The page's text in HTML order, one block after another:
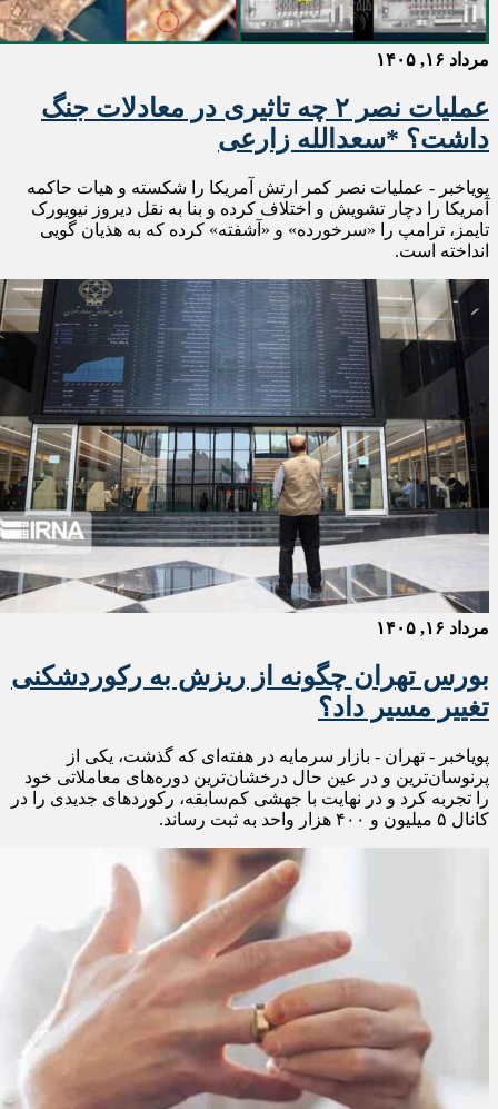
مرداد ۱۶, ۱۴۰۵
عملیات نصر ۲ چه تاثیری در معادلات جنگ
داشت؟ *سعدالله زارعی
پویاخبر - عملیات نصر کمر ارتش آمریکا را شکسته و هیات حاکمه
آمریکا را دچار تشویش و اختلاف کرده و بنا به نقل دیروز نیویورک
تایمز، ترامپ را «سرخورده» و «آشفته» کرده که به هذیان گویی
انداخته است.
مرداد ۱۶, ۱۴۰۵
بورس تهران چگونه از ریزش به رکوردشکنی
تغییر مسیر داد؟
پویاخبر - تهران - بازار سرمایه در هفته‌ای که گذشت، یکی از
پرنوسان‌ترین و در عین حال درخشان‌ترین دوره‌های معاملاتی خود
را تجربه کرد و در نهایت با جهشی کم‌سابقه، رکوردهای جدیدی را در
کانال ۵ میلیون و ۴۰۰ هزار واحد به ثبت رساند.